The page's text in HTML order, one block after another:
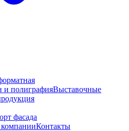
и полиграфияВыставочные
фасада
Контакты